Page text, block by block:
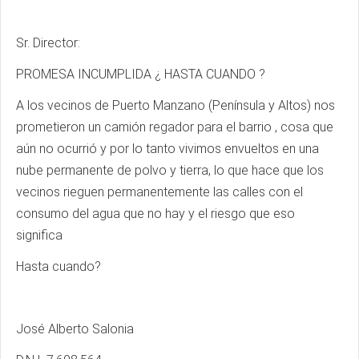
Sr. Director:
PROMESA INCUMPLIDA ¿ HASTA CUANDO ?
A los vecinos de Puerto Manzano (Península y Altos) nos
prometieron un camión regador para el barrio , cosa que
aún no ocurrió y por lo tanto vivimos envueltos en una
nube permanente de polvo y tierra, lo que hace que los
vecinos rieguen permanentemente las calles con el
consumo del agua que no hay y el riesgo que eso
significa
Hasta cuando?
José Alberto Salonia